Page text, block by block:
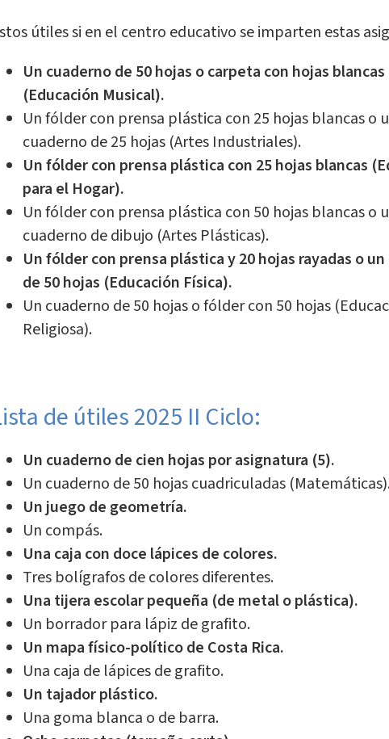
útiles si en el centro educativo se imparten estas
Un cuaderno de 50 hojas o carpeta con hojas blancas
(Educación Musical).
Un fólder con prensa plástica con 25 hojas blancas o
cuaderno de 25 hojas (Artes Industriales).
Un fólder con prensa plástica con 25 hojas blancas
para el Hogar).
Un fólder con prensa plástica con 50 hojas blancas o
cuaderno de dibujo (Artes Plásticas).
Un fólder con prensa plástica y 20 hojas rayadas o
de 50 hojas (Educación Física).
Un cuaderno de 50 hojas o fólder con 50 hojas
Religiosa).
de útiles 2025 II Ciclo:
Un cuaderno de cien hojas por asignatura (5).
Un cuaderno de 50 hojas cuadriculadas
Un juego de geometría.
Un compás.
Una caja con doce lápices de colores.
Tres bolígrafos de colores diferentes.
Una tijera escolar pequeña (de metal o plástica).
Un borrador para lápiz de grafito.
Un mapa físico-político de Costa Rica.
Una caja de lápices de grafito.
Un tajador plástico.
Una goma blanca o de barra.